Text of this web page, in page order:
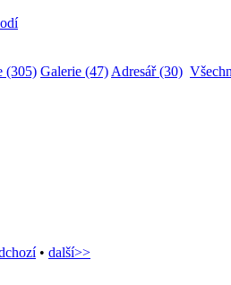
(305) Galerie (47) Adresář (30)
• další>>